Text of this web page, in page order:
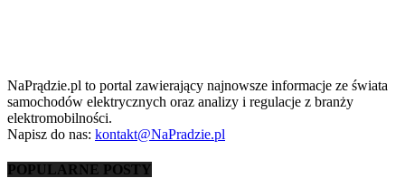
NaPrądzie.pl to portal zawierający najnowsze informacje ze świata
samochodów elektrycznych oraz analizy i regulacje z branży
elektromobilności.
Napisz do nas: kontakt@NaPradzie.pl
POPULARNE POSTY